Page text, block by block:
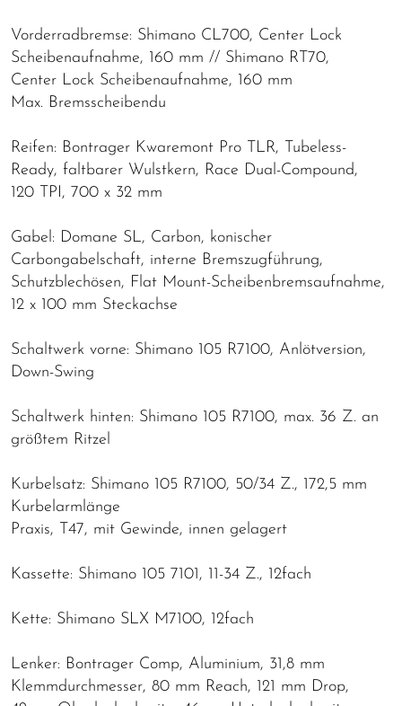
Vorderradbremse: Shimano CL700, Center Lock
Scheibenaufnahme, 160 mm // Shimano RT70,
Center Lock Scheibenaufnahme, 160 mm
Max. Bremsscheibendu
Reifen: Bontrager Kwaremont Pro TLR, Tubeless-
Ready, faltbarer Wulstkern, Race Dual-Compound,
120 TPI, 700 x 32 mm
Gabel: Domane SL, Carbon, konischer
Carbongabelschaft, interne Bremszugführung,
Schutzblechösen, Flat Mount-Scheibenbremsaufnahme,
12 x 100 mm Steckachse
Schaltwerk vorne: Shimano 105 R7100, Anlötversion,
Down-Swing
Schaltwerk hinten: Shimano 105 R7100, max. 36 Z. an
größtem Ritzel
Kurbelsatz: Shimano 105 R7100, 50/34 Z., 172,5 mm
Kurbelarmlänge
Praxis, T47, mit Gewinde, innen gelagert
Kassette: Shimano 105 7101, 11-34 Z., 12fach
Kette: Shimano SLX M7100, 12fach
Lenker: Bontrager Comp, Aluminium, 31,8 mm
Klemmdurchmesser, 80 mm Reach, 121 mm Drop,